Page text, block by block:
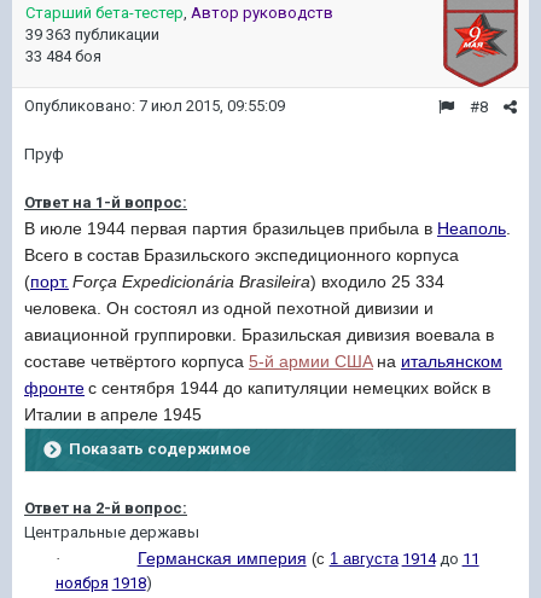
Старший бета-тестер, Автор руководств
39 363 публикации
33 484 боя
#8
Опубликовано: 7 июл 2015, 09:55:09
Пруф
Ответ на 1-й вопрос:
В июле 1944 первая партия бразильцев прибыла в Неаполь
Всего в состав Бразильского экспедиционного корпуса
(порт. Força Expedicionária Brasileira) входило 25 334
человека. Он состоял из одной пехотной дивизии и
авиационной группировки. Бразильская дивизия воевала в
составе четвёртого корпуса 5-й армии США на итальянском
фронтес сентября 1944 до капитуляции немецких войск в
Италии в апреле 1945
Показать содержимое
Ответ на 2-й вопрос:
Центральные державы
·
Германская империя (с 1 августа 1914до 11
ноября 1918)